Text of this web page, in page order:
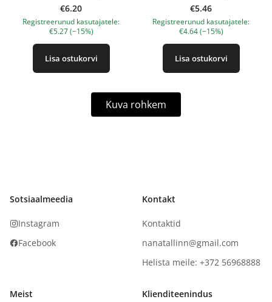
€6.20
Registreerunud kasutajatele:
€5.27 (−15%)
Lisa ostukorvi
€5.46
Registreerunud kasutajatele:
€4.64 (−15%)
Lisa ostukorvi
Kuva rohkem
Sotsiaalmeedia
Instagram
Facebook
Kontakt
Kontaktid
nanatallinn@gmail.com
Helista meile: +372 56968888
Meist Klienditeenindus